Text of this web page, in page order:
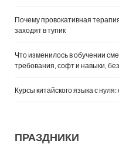
Почему провокативная
заходят в тупик
Что изменилось в обучении
требования, софт и навыки,
Курсы китайского языка с нуля:
ПРАЗДНИКИ